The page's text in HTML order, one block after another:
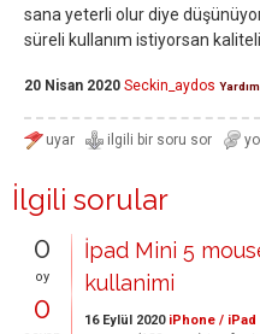
sana yeterli olur diye
süreli kullanım istiyorsan
20 Nisan 2020 Seckin_aydos
İlgili sorular
0
oy
0
İpad Mini 5
kullanimi
16 Eylül 2020 iPhone / iPad